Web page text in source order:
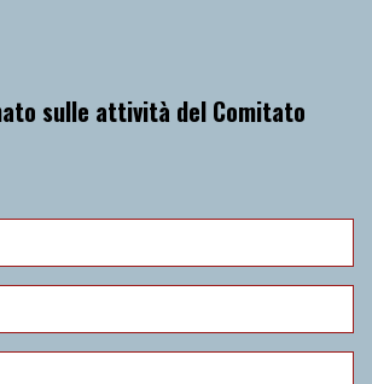
sulle attività del Comitato